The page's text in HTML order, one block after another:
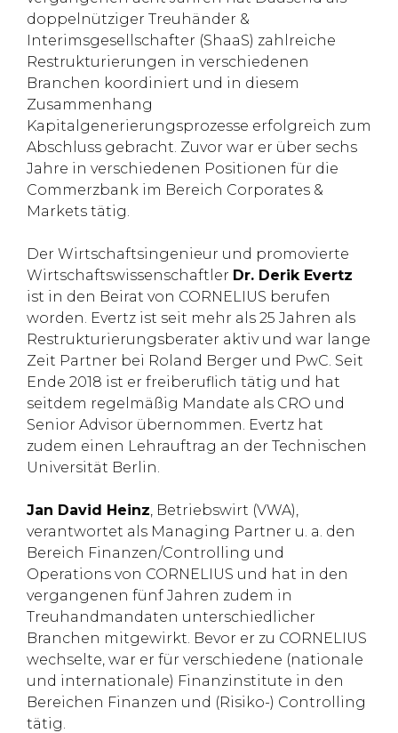
doppelnütziger Treuhänder &
Interimsgesellschafter (ShaaS) zahlreiche
Restrukturierungen in verschiedenen
Branchen koordiniert und in diesem
Zusammenhang
Kapitalgenerierungsprozesse erfolgreich zum
Abschluss gebracht. Zuvor war er über sechs
Jahre in verschiedenen Positionen für die
Commerzbank im Bereich Corporates &
Markets tätig.
Der Wirtschaftsingenieur und promovierte
Wirtschaftswissenschaftler Dr. Derik Evertz
ist in den Beirat von CORNELIUS berufen
worden. Evertz ist seit mehr als 25 Jahren als
Restrukturierungsberater aktiv und war lange
Zeit Partner bei Roland Berger und PwC. Seit
Ende 2018 ist er freiberuflich tätig und hat
seitdem regelmäßig Mandate als CRO und
Senior Advisor übernommen. Evertz hat
zudem einen Lehrauftrag an der Technischen
Universität Berlin.
Jan David Heinz, Betriebswirt (VWA),
verantwortet als Managing Partner u. a. den
Bereich Finanzen/Controlling und
Operations von CORNELIUS und hat in den
vergangenen fünf Jahren zudem in
Treuhandmandaten unterschiedlicher
Branchen mitgewirkt. Bevor er zu CORNELIUS
wechselte, war er für verschiedene (nationale
und internationale) Finanzinstitute in den
Bereichen Finanzen und (Risiko-) Controlling
tätig.